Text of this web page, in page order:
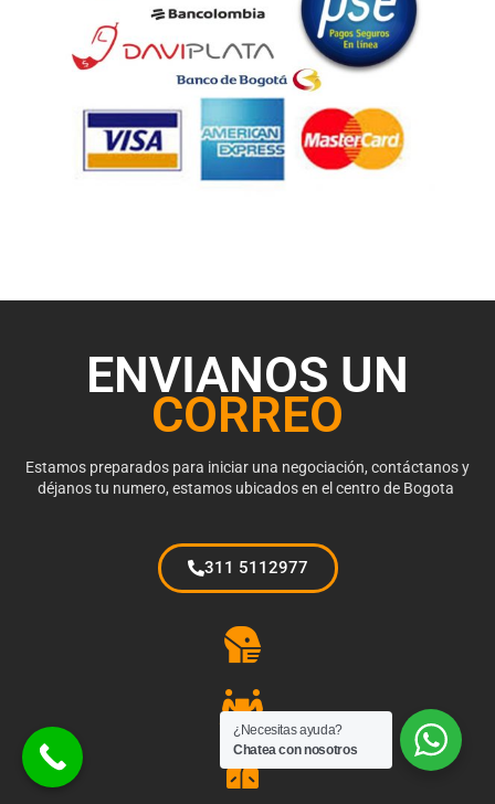
ENVIANOS UN
CORREO
Estamos preparados para iniciar una negociación, contáctanos y
déjanos tu numero, estamos ubicados en el centro de Bogota
311 5112977
¿Necesitas ayuda?
Chatea con nosotros